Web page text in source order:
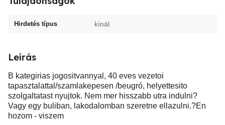
Hirdetés típus kínál
Leírás
B kategirias jogositvannyal, 40 eves vezetoi
tapasztalattal/szamlakepesen /beugró, helyettesito
szolgaltatast nyujtok. Nem mer hisszabb utra indulni?
Vagy egy buliban, lakodalomban szeretne ellazulni.?En
hozom - viszem